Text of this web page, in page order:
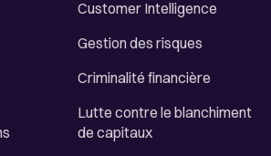
Customer Intelligence
Gestion des risques
Criminalité financière
Lutte contre le blanchiment
de capitaux